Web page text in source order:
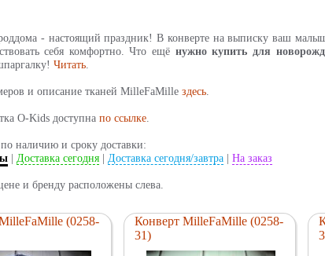
- настоящий праздник! В конверте на выписку ваш малыш
себя комфортно. Что ещё нужно купить для
Читать.
и описание тканей MilleFaMille здесь.
O-Kids доступна по ссылке.
наличию и сроку доставки:
Доставка сегодня Доставка сегодня/завтра На заказ
и бренду расположены слева.
(0258-
Конверт MilleFaMille (0258-
31)